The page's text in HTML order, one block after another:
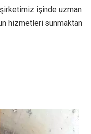
şirketimiz işinde uzman
hizmetleri sunmaktan